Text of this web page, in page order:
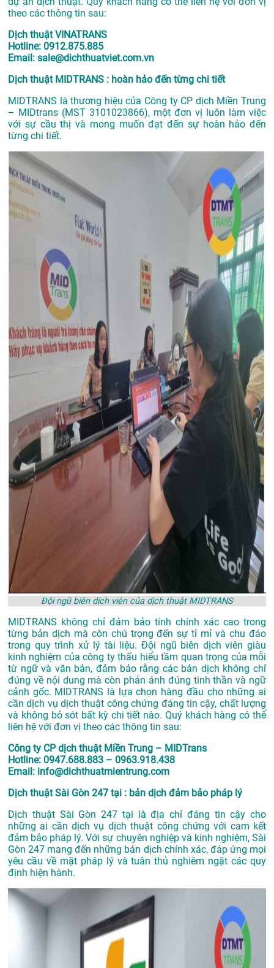
theo các thông tin sau:
Dịch thuật VINATRANS
Hotline: 0912.875.885
Email: sale@dichthuatviet.com.vn
Dịch thuật MIDTRANS : hoàn hảo đến từng chi tiết
MIDTRANS là thương hiệu của Công ty CP dịch Miền Trung
– MIDtrans (MST 3101023866), một đơn vị luôn làm việc
với sự cầu thị và mong muốn đạt đến sự hoàn hảo đến
từng chi tiết.
Đội ngũ biên dịch viên của dịch thuật MIDTRANS
MIDTRANS không chỉ đảm bảo tính chính xác cao trong
từng bản dịch mà còn chú trọng đến sự tỉ mỉ và chu đáo
trong quy trình xử lý tài liệu. Đội ngũ biên dịch viên giàu
kinh nghiệm của công ty thấu hiểu tầm quan trọng của mỗi
từ ngữ và văn bản, đảm bảo rằng các bản dịch không chỉ
đúng về nội dung mà còn phản ánh đúng tinh thần và ngữ
cảnh gốc. MIDTRANS là lựa chọn hàng đầu cho những ai
cần dịch vụ dịch thuật công chứng đáng tin cậy, chất lượng
và không bỏ sót bất kỳ chi tiết nào. Quý khách hàng có thể
liên hệ với đơn vị theo các thông tin sau:
Công ty CP dịch thuật Miền Trung – MIDTrans
Hotline: 0947.688.883 – 0963.918.438
Email: info@dichthuatmientrung.com
Dịch thuật Sài Gòn 247 tại : bản dịch đảm bảo pháp lý
Dịch thuật Sài Gòn 247 tại là địa chỉ đáng tin cậy cho
những ai cần dịch vụ dịch thuật công chứng với cam kết
đảm bảo pháp lý. Với sự chuyên nghiệp và kinh nghiệm, Sài
Gòn 247 mang đến những bản dịch chính xác, đáp ứng mọi
yêu cầu về mặt pháp lý và tuân thủ nghiêm ngặt các quy
định hiện hành.